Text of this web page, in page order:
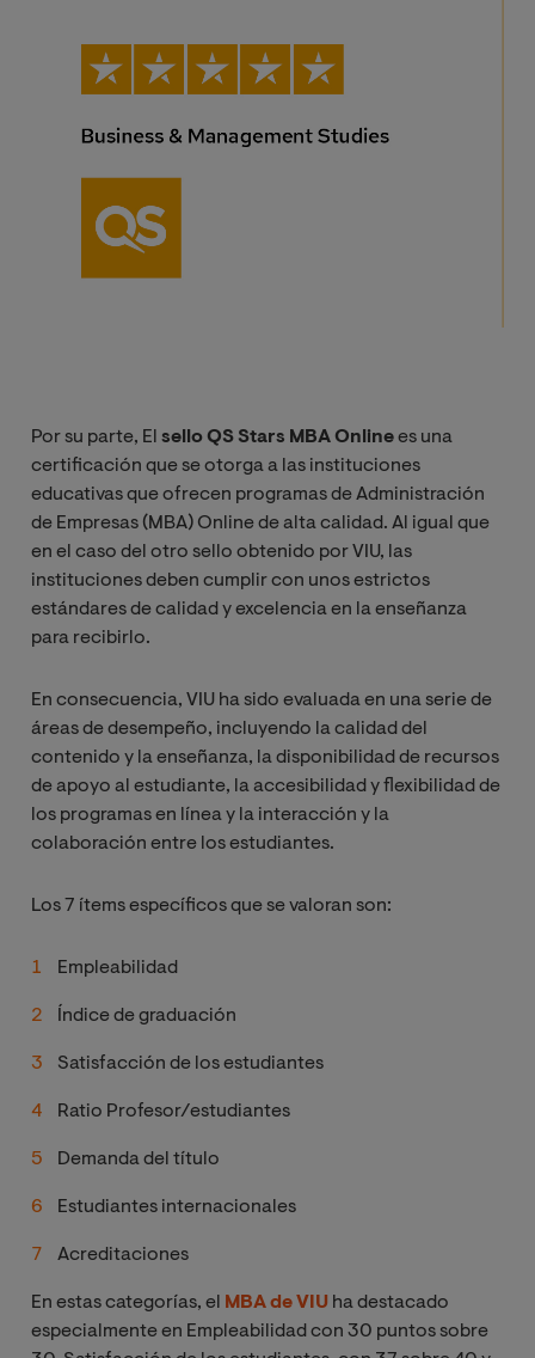
Por su parte, El sello QS Stars MBA Onlinees una
certificación que se otorga a las instituciones
educativas que ofrecen programas de Administración
de Empresas (MBA) Online de alta calidad. Al igual que
en el caso del otro sello obtenido por VIU, las
instituciones deben cumplir con unos estrictos
estándares de calidad y excelencia en la enseñanza
para recibirlo.
En consecuencia, VIU ha sido evaluada en una serie de
áreas de desempeño, incluyendo la calidad del
contenido y la enseñanza, la disponibilidad de recursos
de apoyo al estudiante, la accesibilidad y flexibilidad de
los programas en línea y la interacción y la
colaboración entre los estudiantes.
Los 7 ítems específicos que se valoran son:
Empleabilidad
Índice de graduación
Satisfacción de los estudiantes
Ratio Profesor/estudiantes
Demanda del título
Estudiantes internacionales
Acreditaciones
En estas categorías, el MBA de VIU ha destacado
especialmente en Empleabilidad con 30 puntos sobre